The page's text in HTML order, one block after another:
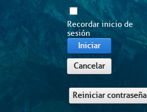
Recordar inicio de
sesión
Iniciar
Cancelar
Reiniciar contraseña